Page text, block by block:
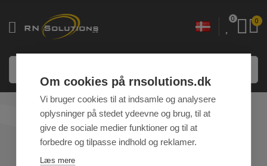
0 0
MØD TEAMET
HJEM/OM OS/ MØD TEAMET
Om cookies på rnsolutions.dk
Vi bruger cookies til at indsamle og analysere
oplysninger på stedet ydeevne og brug, til at
give de sociale medier funktioner og til at
forbedre og tilpasse indhold og reklamer.
Læs mere